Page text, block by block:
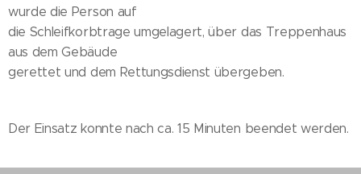
wurde die Person auf
die Schleifkorbtrage umgelagert, über das Treppenhaus
aus dem Gebäude
gerettet und dem Rettungsdienst übergeben.
Der Einsatz konnte nach ca. 15 Minuten beendet werden.